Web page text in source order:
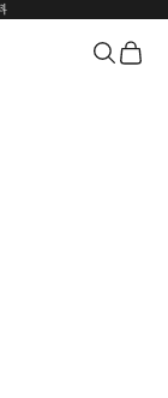
オープン
オー